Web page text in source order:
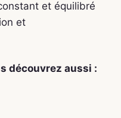
et équilibré
et
découvrez aussi :